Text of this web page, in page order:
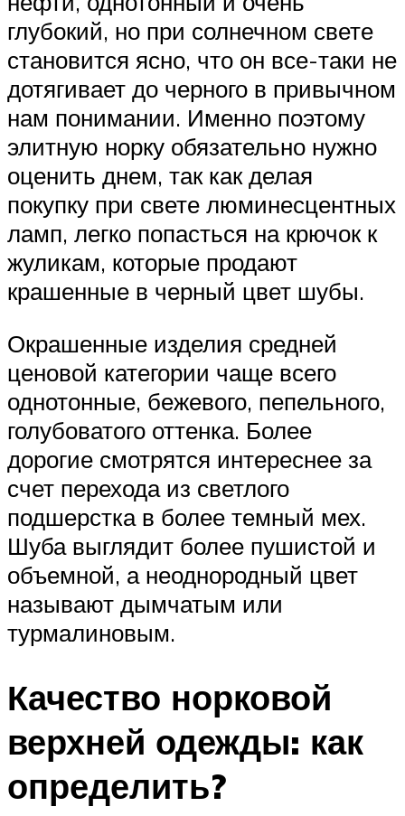
глубокий, но при солнечном свете
становится ясно, что он все-таки не
дотягивает до черного в привычном
нам понимании. Именно поэтому
элитную норку обязательно нужно
оценить днем, так как делая
покупку при свете люминесцентных
ламп, легко попасться на крючок к
жуликам, которые продают
крашенные в черный цвет шубы.
Окрашенные изделия средней
ценовой категории чаще всего
однотонные, бежевого, пепельного,
голубоватого оттенка. Более
дорогие смотрятся интереснее за
счет перехода из светлого
подшерстка в более темный мех.
Шуба выглядит более пушистой и
объемной, а неоднородный цвет
называют дымчатым или
турмалиновым.
Качество норковой
верхней одежды: как
определить?